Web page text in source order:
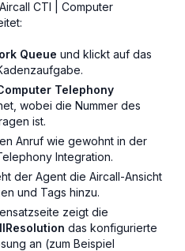
CTI | Computer
Queue und klickt auf das
Telephony
wobei die Nummer des
ist.
Anruf wie gewohnt in der
Integration.
der Agent die Aircall-Ansicht
und Tags hinzu.
zeigt die
das konfigurierte
an (zum Beispiel